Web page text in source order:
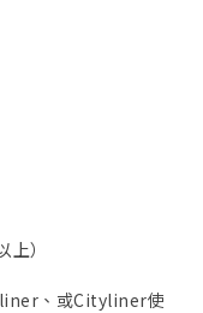
）
、或Cityliner使